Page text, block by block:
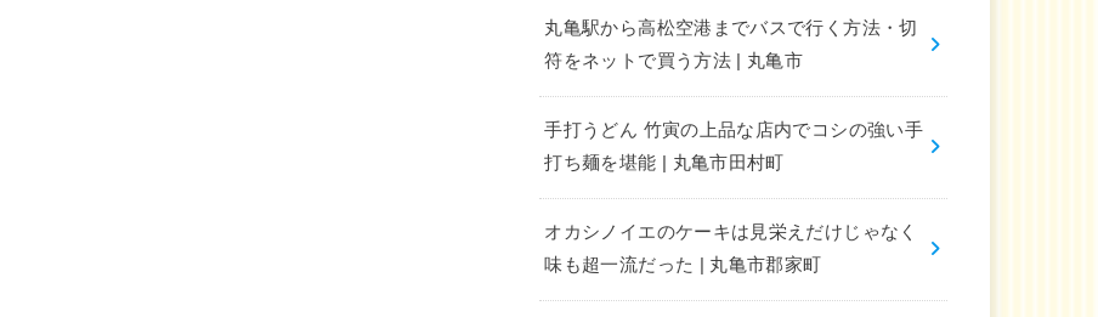
丸亀駅から高松空港までバスで行く方法・切
符をネットで買う方法 | 丸亀市
手打うどん 竹寅の上品な店内でコシの強い手
打ち麺を堪能 | 丸亀市田村町
オカシノイエのケーキは見栄えだけじゃなく
味も超一流だった | 丸亀市郡家町